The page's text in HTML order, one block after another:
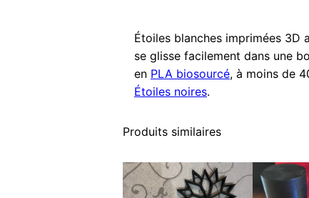
Étoiles blanches imprimées 3D
se glisse facilement dans une
en PLA biosourcé, à moins de
Étoiles noires.
Produits similaires